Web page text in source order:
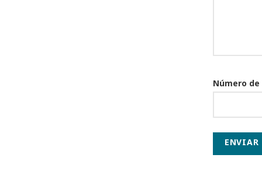
Número
ENVIAR